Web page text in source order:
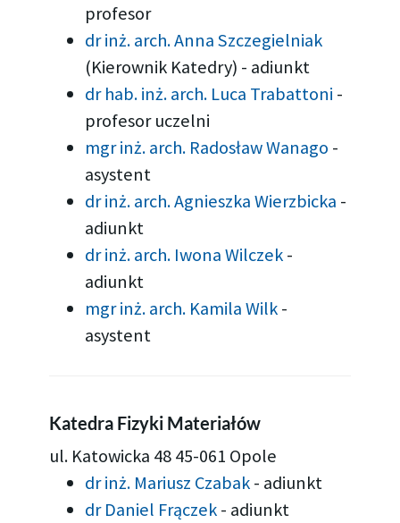
profesor
dr inż. arch. Anna Szczegielniak
(Kierownik Katedry) - adiunkt
dr hab. inż. arch. Luca Trabattoni -
profesor uczelni
mgr inż. arch. Radosław Wanago -
asystent
dr inż. arch. Agnieszka Wierzbicka -
adiunkt
dr inż. arch. Iwona Wilczek-
adiunkt
mgr inż. arch. Kamila Wilk-
asystent
Katedra Fizyki Materiałów
ul. Katowicka 48 45-061 Opole
dr inż. Mariusz Czabak- adiunkt
dr Daniel Frączek- adiunkt